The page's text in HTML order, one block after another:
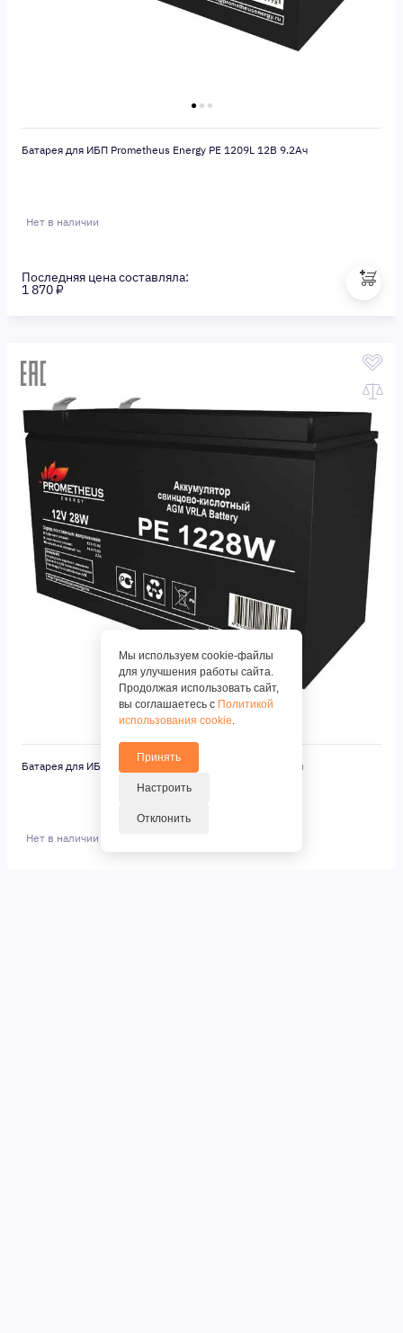
Батарея для ИБП Prometheus Energy PE 1209L 12В 9.2Ач
Нет в наличии
Последняя цена составляла:
1 870 ₽
Батарея для ИБП Prometheus Energy PE 1228W 12В 7Ач
Нет в наличии
Мы используем cookie-файлы
для улучшения работы сайта.
Продолжая использовать сайт,
вы соглашаетесь с Политикой
использования cookie.
Принять
Настроить
Отклонить